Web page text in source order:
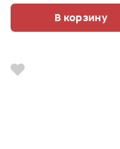
В корзину